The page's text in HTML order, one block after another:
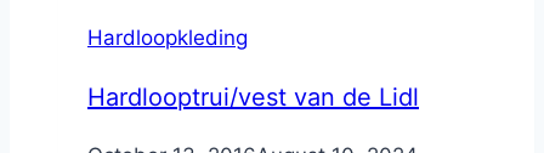
Hardloopkleding
Hardlooptrui/vest van de Lidl